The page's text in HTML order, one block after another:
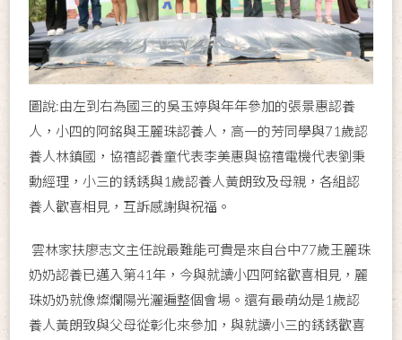
圖說:由左到右為國三的吳玉婷與年年參加的張景惠認養
人，小四的阿銘與王麗珠認養人，高一的芳同學與71歲認
養人林鎮國，協禧認養童代表李美惠與協禧電機代表劉秉
勳經理，小三的銹銹與1歲認養人黃朗致及母親，各組認
養人歡喜相見，互訴感謝與祝福。
雲林家扶廖志文主任說最難能可貴是來自台中77歲王麗珠
奶奶認養已邁入第41年，今與就讀小四阿銘歡喜相見，麗
珠奶奶就像燦爛陽光灑遍整個會場。還有最萌幼是1歲認
養人黃朗致與父母從彰化來參加，與就讀小三的銹銹歡喜